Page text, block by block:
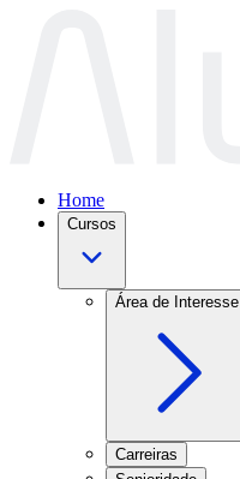
Home
Cursos
Área de Interesse
Carreiras